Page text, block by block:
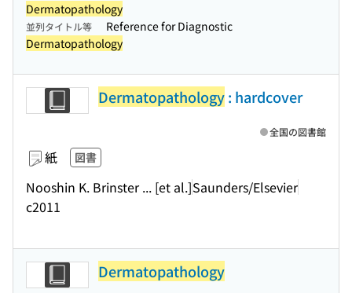
Dermatopathology
並列タイトル等
Reference for Diagnostic
Dermatopathology
Dermatopathology: hardcover
紙 図書
Nooshin K. Brinster ... [et al.]Saunders/Elsevier
c2011
全国の図書館
Dermatopathology